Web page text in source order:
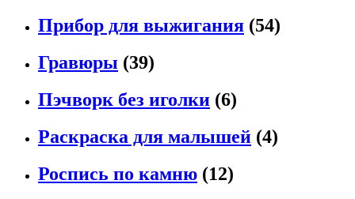
Прибор для выжигания (54)
Гравюры (39)
Пэчворк без иголки (6)
Раскраска для малышей (4)
Роспись по камню (12)